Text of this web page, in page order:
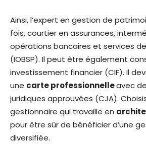
Ainsi, l’expert en gestion de
fois, courtier en assu­rances,
opérations bancaires et services
(IOBSP). Il peut être également
investissement financier (CIF). Il
une carte professionnelleavec
juridiques approuvées (CJA).
gestionnaire qui travaille en
pour être sûr de bénéficier d’une
diversifiée.